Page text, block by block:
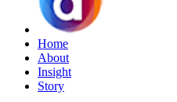
Home
About
Insight
Story